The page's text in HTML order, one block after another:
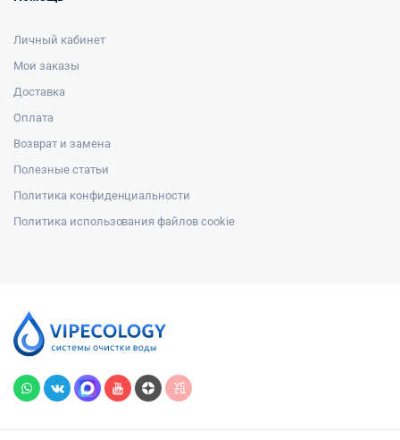
Личный кабинет
Мои заказы
Доставка
Оплата
Возврат и замена
Полезные статьи
Политика конфиденциальности
Политика использования файлов cookie